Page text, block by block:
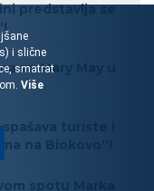
predstavlja se
za Mary May u
turiste i
na Biokovo“!
spotu Marka
i slične
smatrat
Više